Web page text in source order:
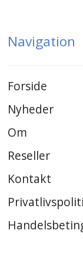
Navigation
Forside
Nyheder
Om
Reseller
Kontakt